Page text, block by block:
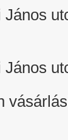
János
János